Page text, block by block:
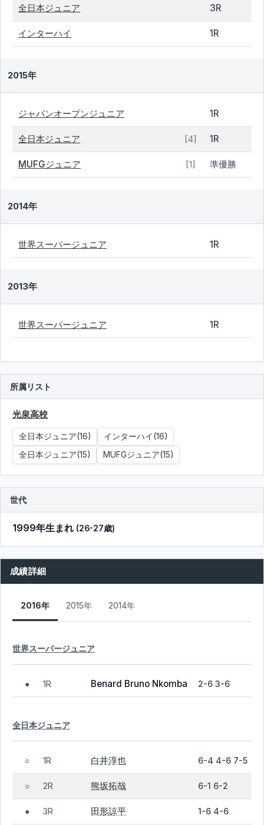
全日本ジュニア 3R
インターハイ 1R
2015年
ジャパンオープンジュニア 1R
全日本ジュニア [4] 1R
MUFGジュニア [1] 準優勝
2014年
世界スーパージュニア 1R
2013年
世界スーパージュニア 1R
所属リスト
光泉高校
全日本ジュニア(16)
インターハイ(16)
全日本ジュニア(15)
MUFGジュニア(15)
世代
1999年生まれ (26-27歳)
成績詳細
2016年 2015年 2014年
世界スーパージュニア
● 1R Benard Bruno Nkomba 2-6 3-6
全日本ジュニア
○ 1R 白井淳也 6-4 4-6 7-5
○ 2R 熊坂拓哉 6-1 6-2
● 3R 田形諒平 1-6 4-6